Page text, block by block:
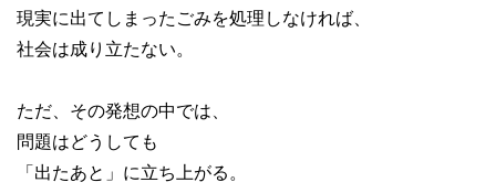
現実に出てしまったごみを処理しなければ、
社会は成り立たない。
ただ、その発想の中では、
問題はどうしても
「出たあと」に立ち上がる。